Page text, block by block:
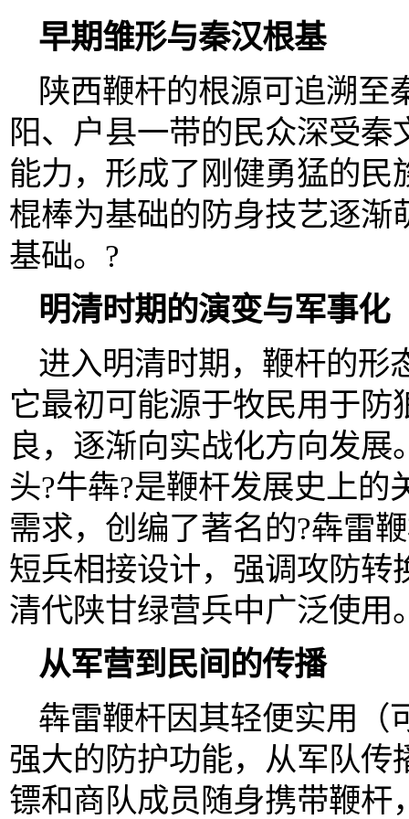
早期雏形与秦汉根基
陕西鞭杆的根源可追溯至
阳、户县一带的民众深受
能力，形成了刚健勇猛的
棍棒为基础的防身技艺逐渐
基础。?
明清时期的演变与军事化
进入明清时期，鞭杆的形
它最初可能源于牧民用于
良，逐渐向实战化方向发展
头?牛犇?是鞭杆发展史上
需求，创编了著名的?犇雷
短兵相接设计，强调攻防转
清代陕甘绿营兵中广泛使用
从军营到民间的传播
犇雷鞭杆因其轻便实用（
强大的防护功能，从军队传
镖和商队成员随身携带鞭杆